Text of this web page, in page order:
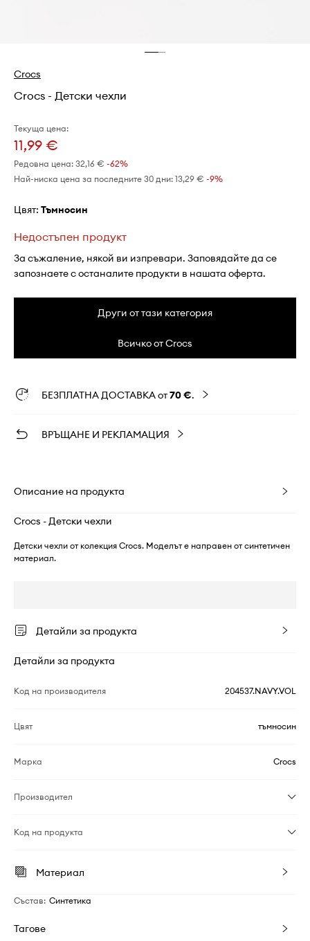
Crocs
Crocs - Детски чехли
Текуща цена:
11,99 €
Редовна цена: 32,16 € -62%
Най-ниска цена за последните 30 дни: 13,29 € -9%
Цвят: тъмносин
Недостъпен продукт
За съжаление, някой ви изпревари. Заповядайте да се
запознаете с останалите продукти в нашата оферта.
Други от тази категория
Всичко от Crocs
БЕЗПЛАТНА ДОСТАВКА от70 €.
ВРЪЩАНЕ И РЕКЛАМАЦИЯ
Описание на продукта
Crocs - Детски чехли
Детски чехли от колекция Crocs. Моделът е направен от синтетичен
материал.
Детайли за продукта
Детайли за продукта
Код на производителя 204537.NAVY.VOL
Цвят тъмносин
Марка Crocs
Производител
Код на продукта
Материал
Състав: Синтетика
Тагове